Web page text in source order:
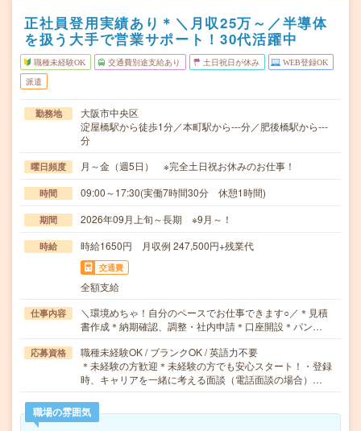
正社員登用実績あり＊＼月収25万～／半導体
を扱う大手で営業サポート！30代活躍中
職種未経験OK 交通費別途支給あり 土日祝日が休み WEB登録OK
派遣
勤務地
大阪市中央区
淀屋橋駅から徒歩1分／本町駅から---分／肥後橋駅から---
分
曜日頻度 月～金（週5日） ※完全土日祝お休みのお仕事！
時間 09:00～17:30(実働7時間30分 休憩1時間)
期間 2026年09月上旬～長期 ※9月～！
時給 時給1650円 月収例 247,500円+残業代
交通費
全額支給
仕事内容
＼環境めちゃ！自分のペースでお仕事できます○／＊見積
書作成＊納期確認、調整・社内申請＊口座開設＊パン…
応募資格
職種未経験OK / ブランクOK / 英語力不要
＊未経験の方歓迎＊未経験の方でも安心スタート！・登録
時、キャリアを一緒に考える面談（電話面談の場合）…
職場の雰囲気